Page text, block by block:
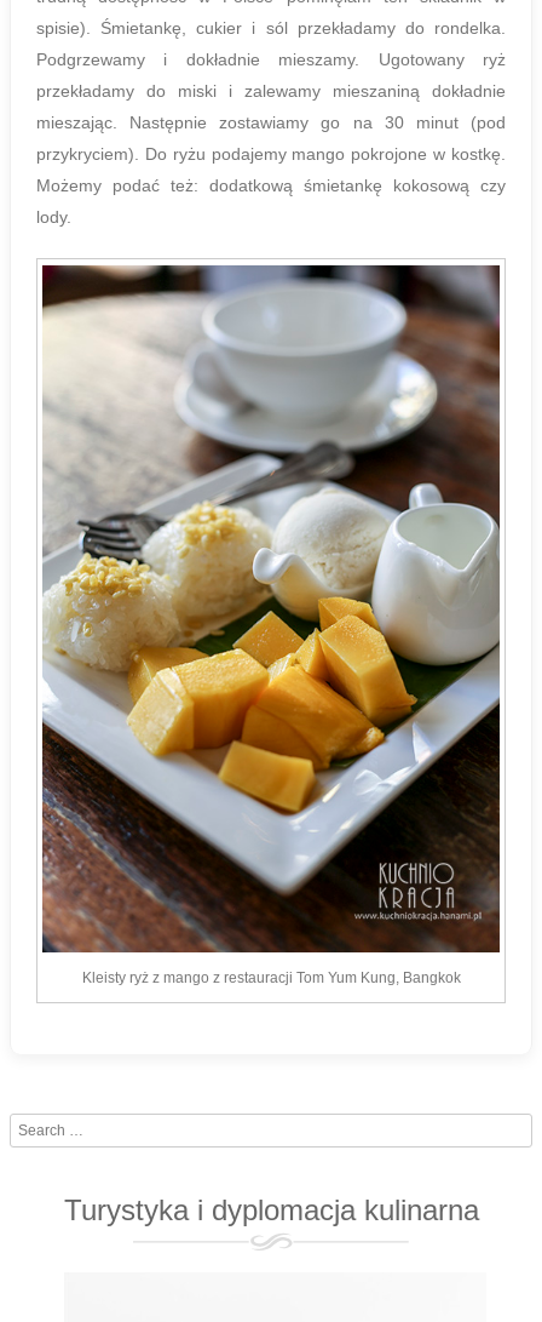
spisie). Śmietankę, cukier i sól przekładamy do rondelka.
Podgrzewamy i dokładnie mieszamy. Ugotowany ryż
przekładamy do miski i zalewamy mieszaniną dokładnie
mieszając. Następnie zostawiamy go na 30 minut (pod
przykryciem). Do ryżu podajemy mango pokrojone w kostkę.
Możemy podać też: dodatkową śmietankę kokosową czy
lody.
Kleisty ryż z mango z restauracji Tom Yum Kung, Bangkok
Search
Turystyka i dyplomacja kulinarna